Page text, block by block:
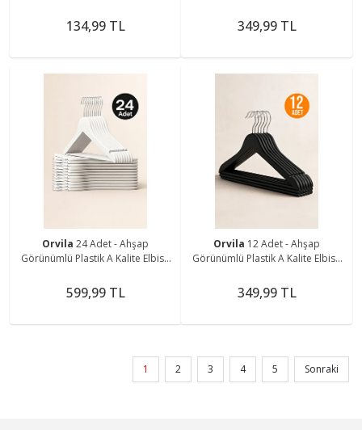
134,99 TL 349,99 TL
Orvila 24 Adet - Ahşap
Görünümlü Plastik A Kalite Elbise
599,99 TL
Orvila 12 Adet - Ahşap
Görünümlü Plastik A Kalite Elbise
349,99 TL
1 2 3 4 5 Sonraki